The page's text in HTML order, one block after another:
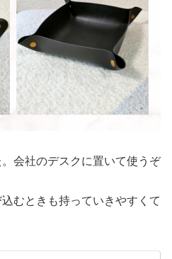
会社のデスクに置いて使うぞ
むときも持っていきやすくて